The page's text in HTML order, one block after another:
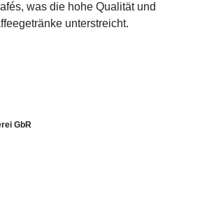
was die hohe Qualität und
unterstreicht.
GbR